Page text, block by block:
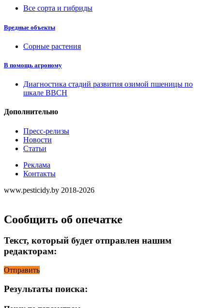
Все сорта и гибриды
Вредные объекты
Сорные растения
В помощь агроному
Диагностика стадий развития озимой пшеницы по
шкале ВВСН
Дополнительно
Пресс-релизы
Новости
Статьи
Реклама
Контакты
www.pesticidy.by 2018-2026
Сообщить об опечатке
Текст, который будет отправлен нашим
редакторам:
Отправить
Результаты поиска: